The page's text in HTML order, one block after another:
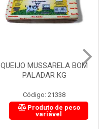
QUEIJO MUSSARELA BOM
PALADAR KG
Código: 21338
Produto de peso
variável